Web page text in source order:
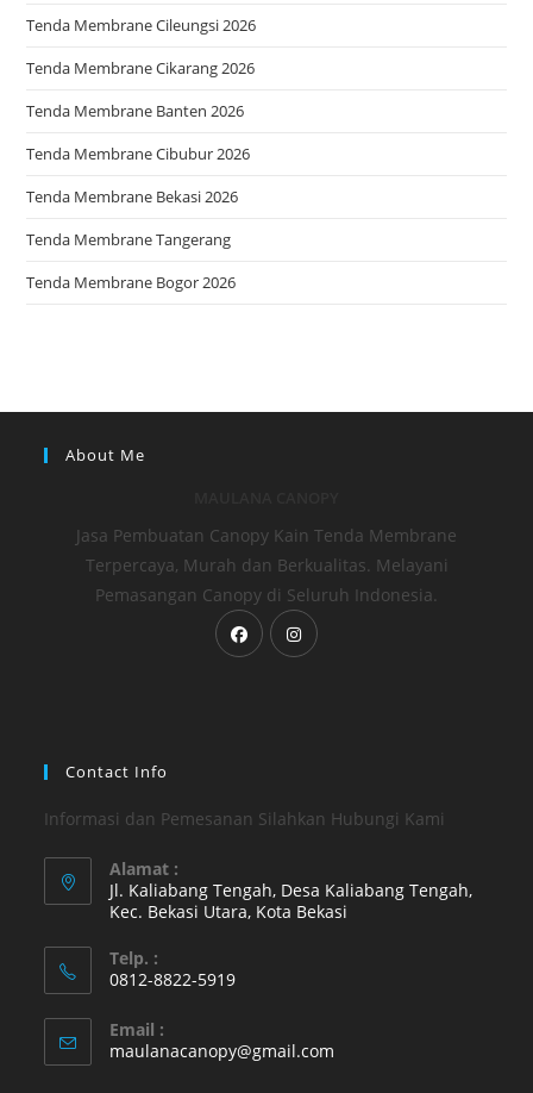
Tenda Membrane Cileungsi 2026
Tenda Membrane Cikarang 2026
Tenda Membrane Banten 2026
Tenda Membrane Cibubur 2026
Tenda Membrane Bekasi 2026
Tenda Membrane Tangerang
Tenda Membrane Bogor 2026
About Me
Jasa Pembuatan Canopy Kain Tenda Membrane
Terpercaya, Murah dan Berkualitas. Melayani
Pemasangan Canopy di Seluruh Indonesia.
Opens
in
Contact Info
Informasi dan Pemesanan Silahkan Hubungi Kami
Alamat :
Jl. Kaliabang Tengah, Desa Kaliabang Tengah,
Kec. Bekasi Utara, Kota Bekasi
in
new
tab
Telp. :
0812-8822-5919
in
your
Email :
maulanacanopy@gmail.com